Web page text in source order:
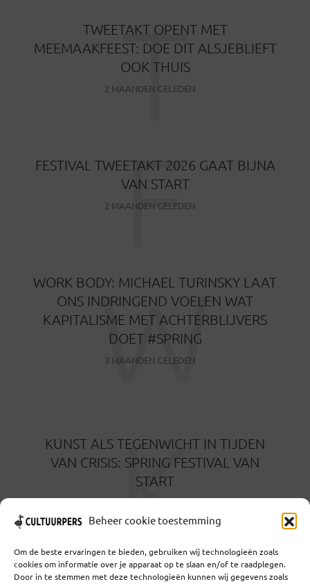
Beheer cookie toestemming
Om de beste ervaringen te bieden, gebruiken wij technologieën zoals
cookies om informatie over je apparaat op te slaan en/of te raadplegen.
Door in te stemmen met deze technologieën kunnen wij gegevens zoals
TWEETAKT OPENT MET
MEEMAAKFEEST: DOE DIT ALSJEBLIEFT
OOK THUIS
2 MAANDEN GELEDEN
T
FESTIVAL TWEETAKT 2026 GAAT BIJNA
VAN START
2 MAANDEN GELEDEN
F
WORK BODY: MICHAEL TURINSKY LAAT
ONS INDRINGEND VOELEN WAT
KAPITALISME MET ACHTERBLIJVERS
DOET #SPRING
3 MAANDEN GELEDEN
W
KUNST ALS TEGENWICHT IN TIJDEN
VAN CRISIS: SPRING FESTIVAL VAN
START
K